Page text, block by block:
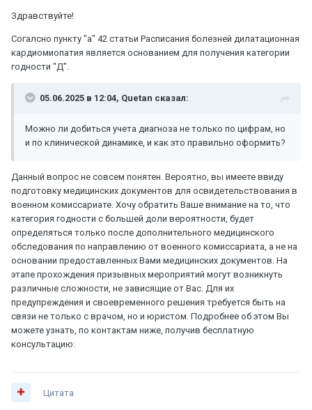
Здравствуйте!
Согалсно пункту "а" 42 статьи Расписания болезней дилатационная
кардиомиопатия является основанием для получения категории
годности "Д".
05.06.2025 в 12:04, Quetan сказал:
Можно ли добиться учета диагноза не только по цифрам, но
и по клинической динамике, и как это правильно оформить?
Данный вопрос не совсем понятен. Вероятно, вы имеете ввиду
подготовку медицинских документов для освидетельствования в
военном комиссариате. Хочу обратить Ваше внимание на то, что
категория годности с большей доли вероятности, будет
определяться только после дополнительного медицинского
обследования по направлению от военного комиссариата, а не на
основании предоставленных Вами медицинских документов. На
этапе прохождения призывных мероприятий могут возникнуть
различные сложности, не зависящие от Вас. Для их
предупреждения и своевременного решения требуется быть на
связи не только с врачом, но и юристом. Подробнее об этом Вы
можете узнать, по контактам ниже, получив бесплатную
консультацию:
Цитата